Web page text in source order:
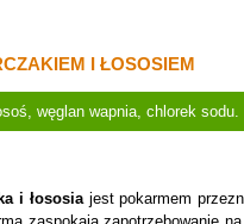
I ŁOSOSIEM
węglan wapnia, chlorek sodu.
i łososia jest pokarmem